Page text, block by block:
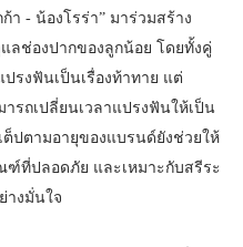
า - น้องโรร่า” มาร่วมสร้าง
ช่องปากของลูกน้อย โดยทั้งคู่
ปรงฟันเป็นเรื่องท้าทาย แต่
ารถเปลี่ยนเวลาแปรงฟันให้เป็น
ต็ปตามอายุของแบรนด์ยังช่วยให้
ที่ปลอดภัย และเหมาะกับสรีระ
างมั่นใจ